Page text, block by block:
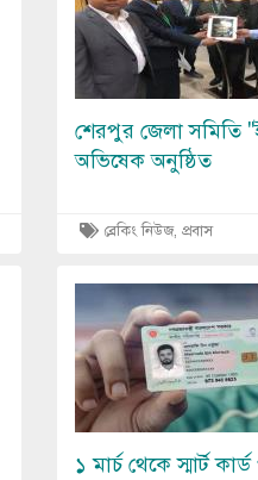
শেরপুর জেলা
অভিষেক অনুষ্ঠিত
ব্রেকিং নিউজ, প্রবাস
Image
১ মার্চ থেকে স্মার্ট